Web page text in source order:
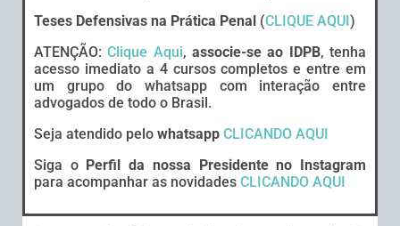
Teses Defensivas na Prática Penal (CLIQUE AQUI )
ATENÇÃO:Clique Aqui,associe-se ao IDPB, tenha
acesso imediato a 4 cursos completos e entre em
um grupo do whatsapp com interação entre
advogados de todo o Brasil.
Seja atendido pelo whatsapp CLICANDO AQUI
Siga o Perfil da nossa Presidente no Instagram
para acompanhar as novidades CLICANDO AQUI